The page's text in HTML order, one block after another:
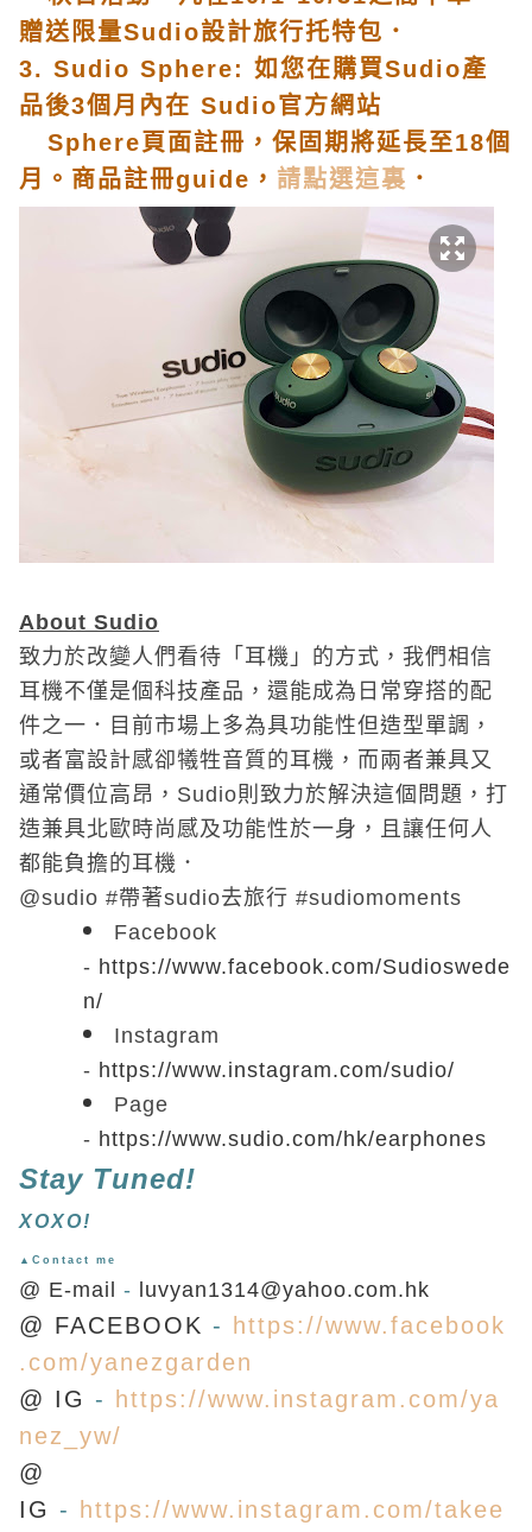
贈送限量Sudio設計旅行托特包．
3. Sudio Sphere: 如您在購買Sudio產
品後3個月內在 Sudio官方網站
Sphere頁面註冊，保固期將延長至18個
月。商品註冊guide， 請點選這裏 ．
About Sudio
致力於改變人們看待「耳機」的方式，我們相信
耳機不僅是個科技產品，還能成為日常穿搭的配
件之一．目前市場上多為具功能性但造型單調，
或者富設計感卻犧牲音質的耳機，而兩者兼具又
通常價位高昂，Sudio則致力於解決這個問題，打
造兼具北歐時尚感及功能性於一身，且讓任何人
都能負擔的耳機．
@sudio #帶著sudio去旅行 #sudiomoments
Facebook
- https://www.facebook.com/Sudioswede
n/
Instagram
- https://www.instagram.com/sudio/
Page
- https://www.sudio.com/hk/earphones
Stay Tuned!
XOXO!
▲Contact me
@ E-mail - luvyan1314@yahoo.com.hk
@ FACEBOOK -
https://www.facebook
.com/yanezgarden
@ IG -
https://www.instagram.com/ya
nez_yw/
@
IG -
https://www.instagram.com/takee